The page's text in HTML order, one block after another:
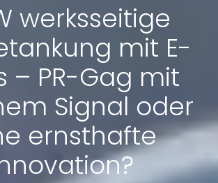
werksseitige
mit E-
– PR-Gag mit
Signal oder
ernsthafte